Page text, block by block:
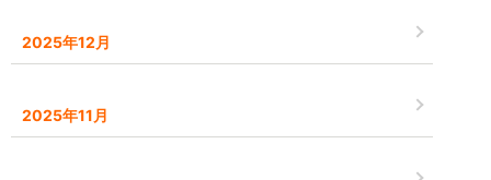
2025年12月
2025年11月